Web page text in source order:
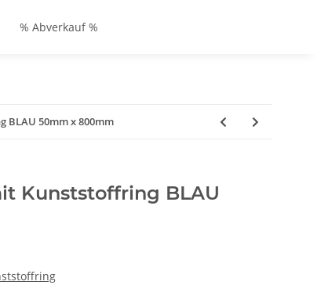
% Abverkauf %
50mm x 800mm
Kunststoffring BLAU